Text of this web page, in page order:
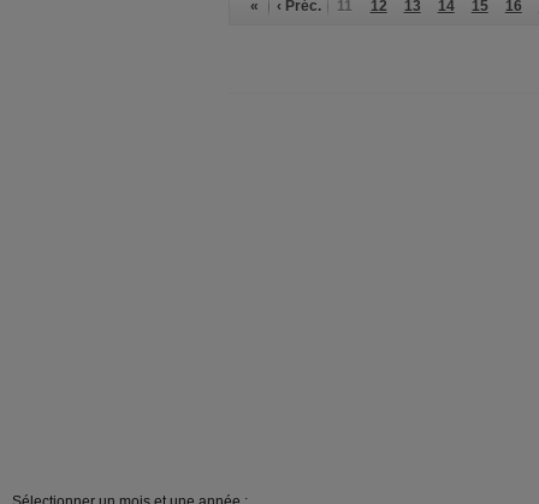
« ‹ Préc. 11 12 13 14 15 16